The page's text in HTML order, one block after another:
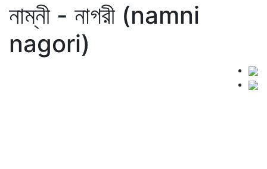
নাম্নী - নাগরী (namni
nagori)